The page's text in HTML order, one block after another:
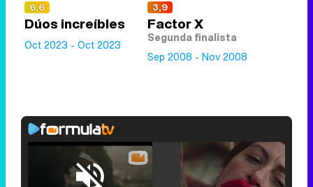
6,6
Dúos increíbles
Oct 2023 - Oct 2023
3,9
Factor X
Segunda finalista
Sep 2008 - Nov 2008
Loaded